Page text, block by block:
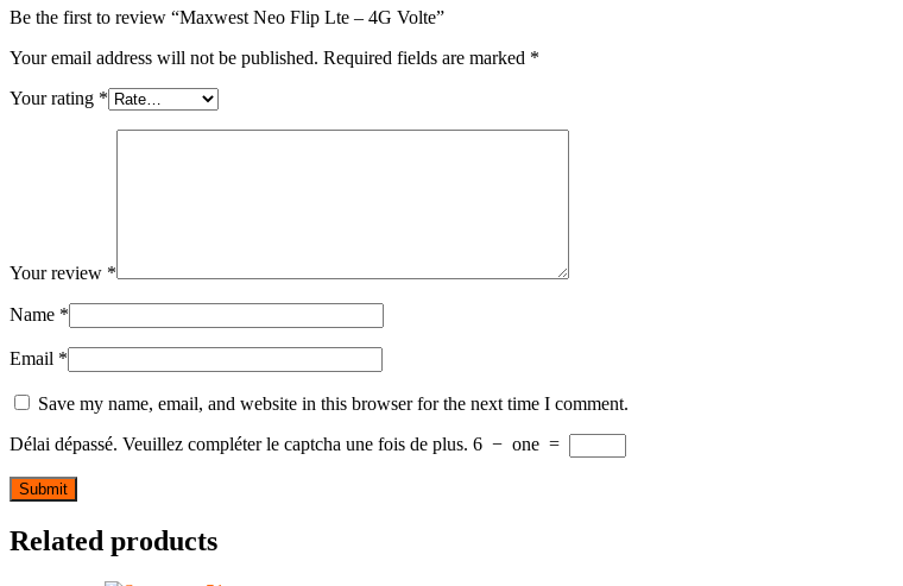
Be the first to review “Maxwest Neo Flip Lte – 4G Volte”
Your email address will not be published. Required fields are marked *
Your rating *
Your review *
Name *
Email *
Save my name, email, and website in this browser for the next time I comment.
Délai dépassé. Veuillez compléter le captcha une fois de plus. 6 − one =
Related products